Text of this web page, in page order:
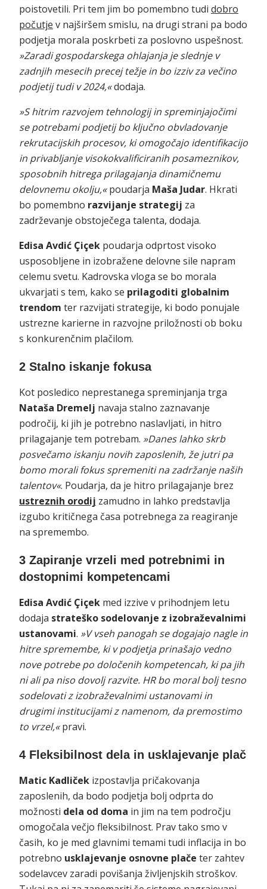
poistovetili. Pri tem jim bo pomembno tudi dobro
počutje v najširšem smislu, na drugi strani pa bodo
podjetja morala poskrbeti za poslovno uspešnost.
»Zaradi gospodarskega ohlajanja je slednje v
zadnjih mesecih precej težje in bo izziv za večino
podjetij tudi v 2024,«dodaja.
»S hitrim razvojem tehnologij in spreminjajočimi
se potrebami podjetij bo ključno obvladovanje
rekrutacijskih procesov, ki omogočajo identifikacijo
in privabljanje visokokvalificiranih posameznikov,
sposobnih hitrega prilagajanja dinamičnemu
delovnemu okolju,«poudarja Maša Judar. Hkrati
bo pomembno razvijanje strategij za
zadrževanje obstoječega talenta, dodaja.
Edisa Avdić Çiçek poudarja odprtost visoko
usposobljene in izobražene delovne sile napram
celemu svetu. Kadrovska vloga se bo morala
ukvarjati s tem, kako se prilagoditi globalnim
trendom ter razvijati strategije, ki bodo ponujale
ustrezne karierne in razvojne priložnosti ob boku
s konkurenčnim plačilom.
2 Stalno iskanje fokusa
Kot posledico neprestanega spreminjanja trga
Nataša Dremelj navaja stalno zaznavanje
področij, ki jih je potrebno naslavljati, in hitro
prilagajanje tem potrebam. »Danes lahko skrb
posvečamo iskanju novih zaposlenih, že jutri pa
bomo morali fokus spremeniti na zadržanje naših
talentov«. Poudarja, da je hitro prilagajanje brez
ustreznih orodij zamudno in lahko predstavlja
izgubo kritičnega časa potrebnega za reagiranje
na spremembo.
3 Zapiranje vrzeli med potrebnimi in
dostopnimi kompetencami
Edisa Avdić Çiçek med izzive v prihodnjem letu
dodaja strateško sodelovanje z izobraževalnimi
ustanovami. »V vseh panogah se dogajajo nagle in
hitre spremembe, ki v podjetja prinašajo vedno
nove potrebe po določenih kompetencah, ki pa jih
ni ali pa niso dovolj razvite. HR bo moral bolj tesno
sodelovati z izobraževalnimi ustanovami in
drugimi institucijami z namenom, da premostimo
to vrzel,«pravi.
4 Fleksibilnost dela in usklajevanje plač
Matic Kadliček izpostavlja pričakovanja
zaposlenih, da bodo podjetja bolj odprta do
možnosti dela od doma in jim na tem področju
omogočala večjo fleksibilnost. Prav tako smo v
časih, ko je med glavnimi temami tudi inflacija in bo
potrebno usklajevanje osnovne plače ter zahtev
sodelavcev zaradi povišanja življenjskih stroškov.